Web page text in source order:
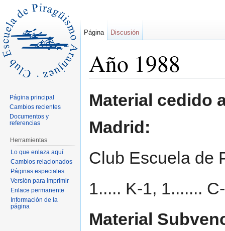
Año 1988
Material cedido
Madrid:
Club Escuela de
1..... K-1, 1.......
Material
Página Discusión
Página principal
Cambios recientes
Documentos y
referencias
Herramientas
Lo que enlaza aquí
Cambios relacionados
Páginas especiales
Versión para imprimir
Enlace permanente
Información de la
página